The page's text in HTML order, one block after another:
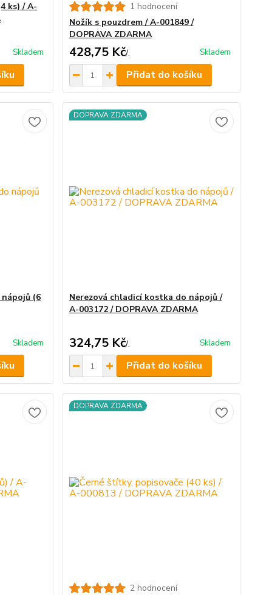
ks) / A-
Skladem
1 hodnocení
Nožík s pouzdrem / A-001849 /
DOPRAVA ZDARMA
428,75 Kč/. Skladem
Přidat do košíku
(6
Skladem
DOPRAVA ZDARMA
Nerezová chladicí kostka do nápojů /
A-003172 / DOPRAVA ZDARMA
324,75 Kč/. Skladem
Přidat do košíku
DOPRAVA ZDARMA
2 hodnocení